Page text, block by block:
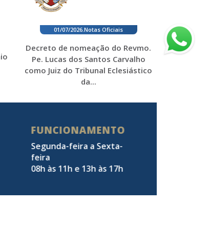
01/07/2026.Notas Oficiais
Decreto de nomeação do Revmo.
Pe. Lucas dos Santos Carvalho
como Juiz do Tribunal Eclesiástico
da...
FUNCIONAMENTO
Segunda-feira a Sexta-
feira
08h às 11h e 13h às 17h